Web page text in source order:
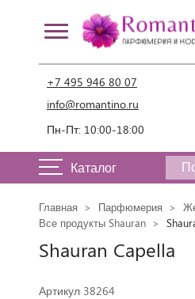
+7 495 946 80 07
info@romantino.ru
Пн-Пт: 10:00-18:00
Каталог
Главная Парфюмерия
Все продукты Shauran
Shauran Capella
Артикул 38264